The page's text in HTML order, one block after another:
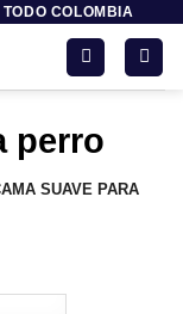
COLOMBIA
perro
SUAVE PARA